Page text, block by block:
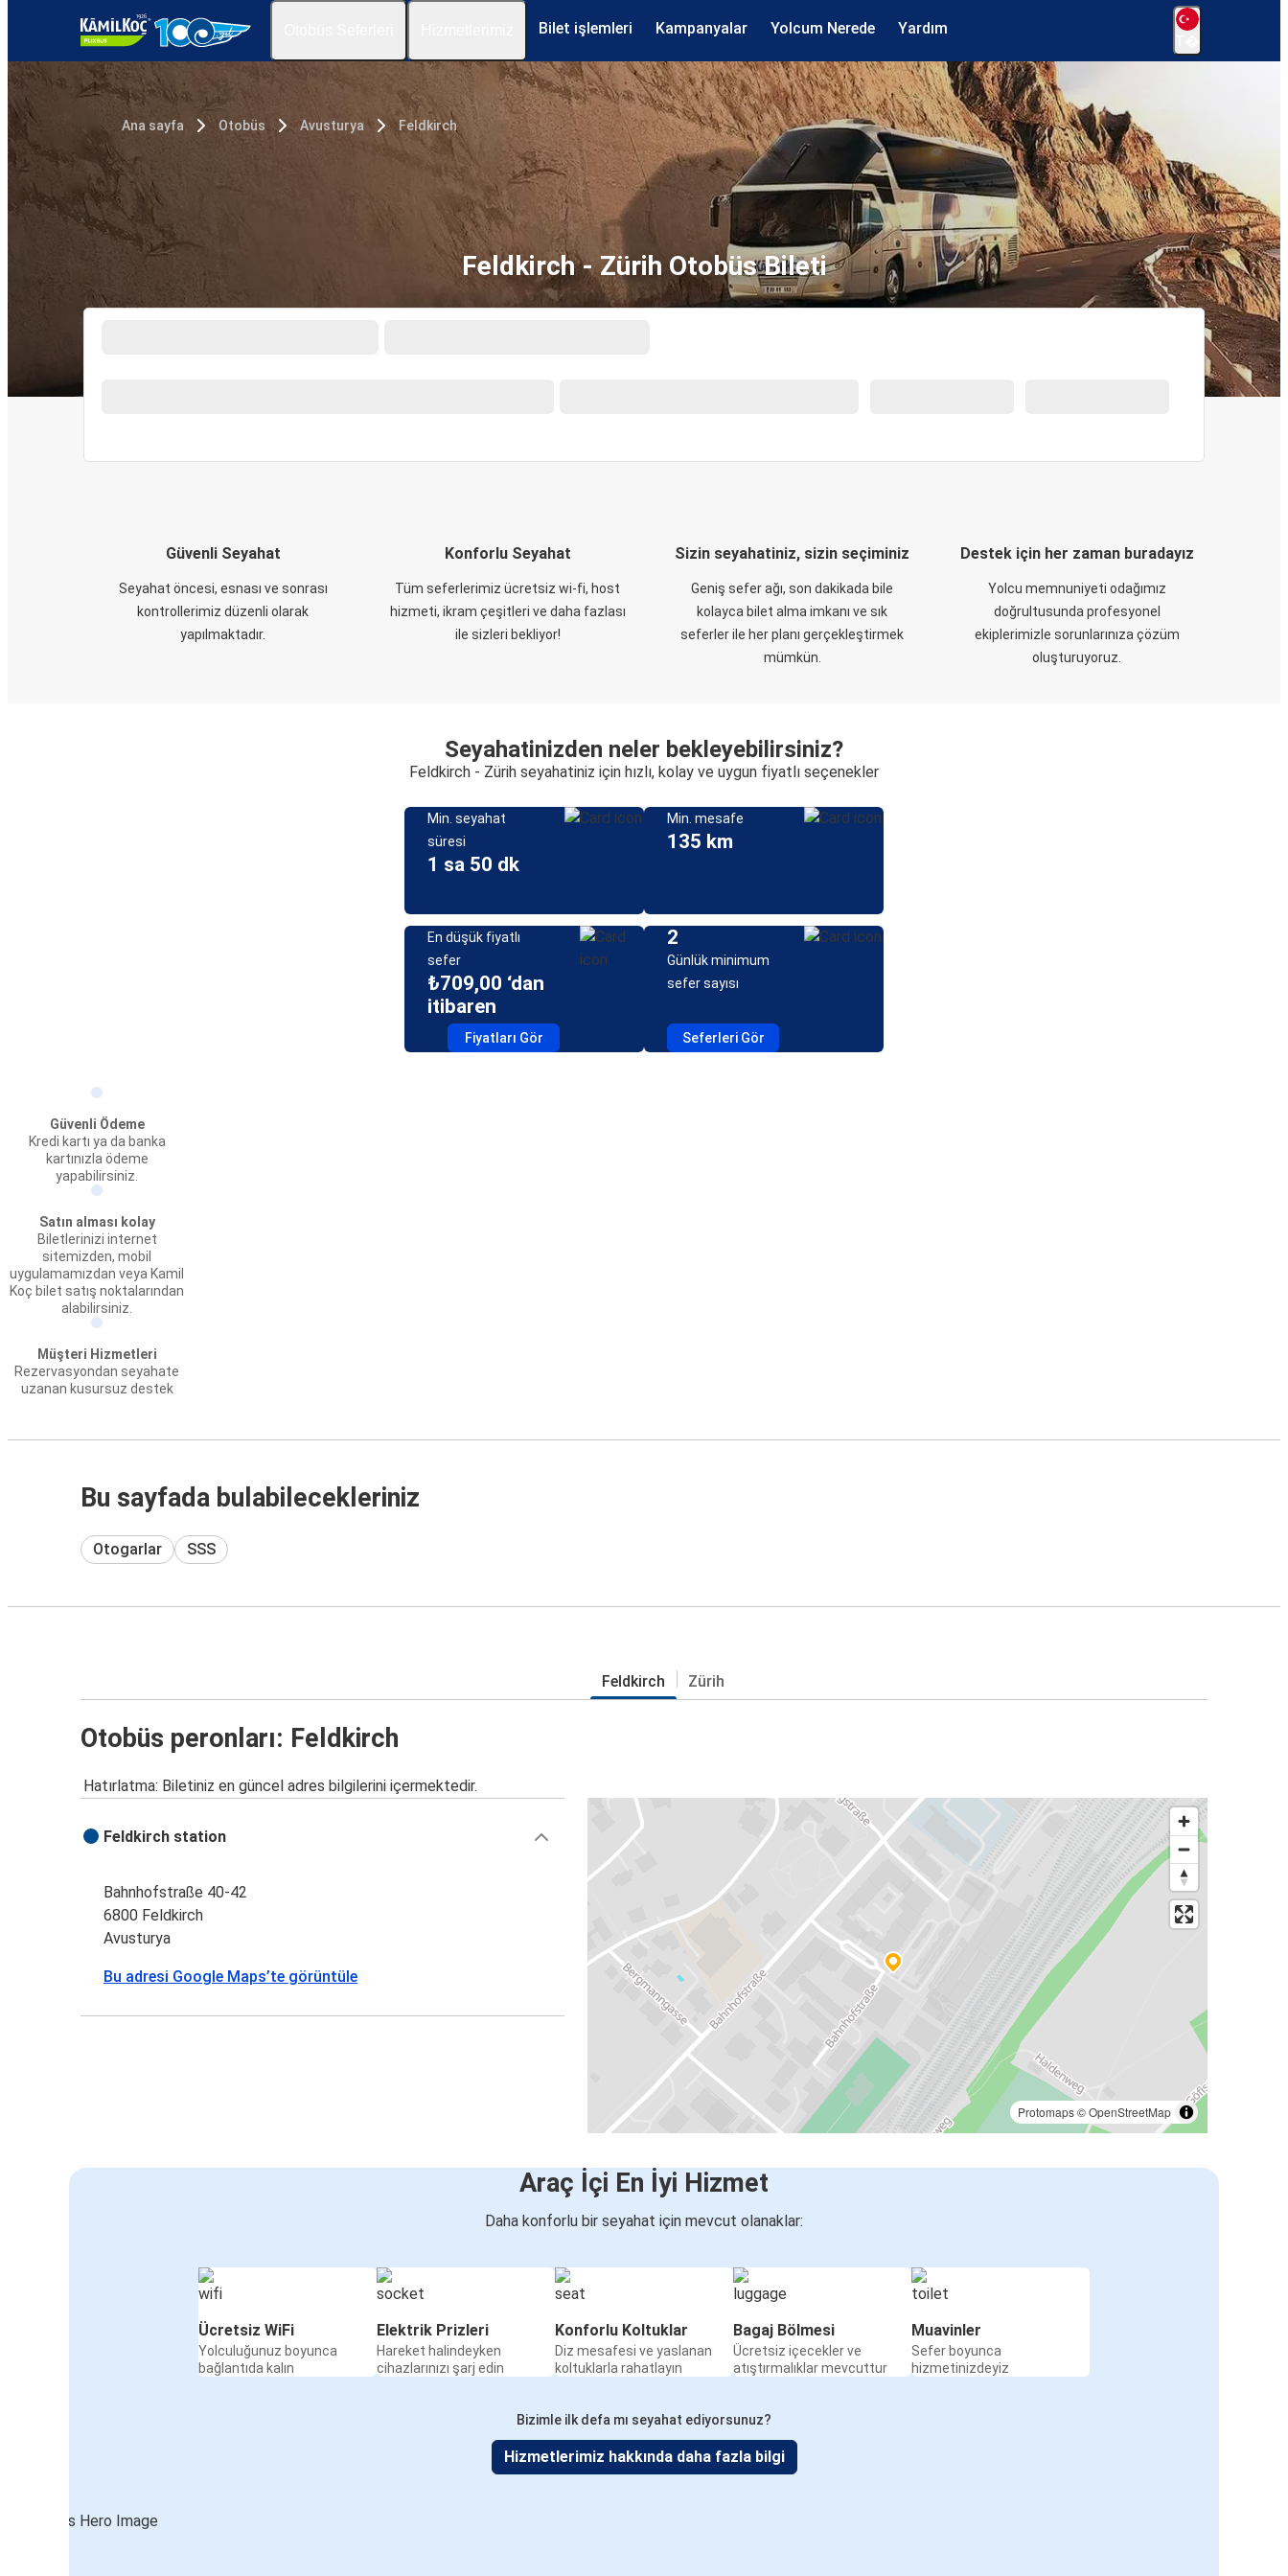
Bilet işlemleri Kampanyalar Yolcum Nerede Yardım
Ana sayfa Otobüs Avusturya Feldkirch
Feldkirch - Zürih Otobüs Bileti
Güvenli Seyahat
Seyahat öncesi, esnası ve sonrası
kontrollerimiz düzenli olarak
yapılmaktadır.
Konforlu Seyahat
Tüm seferlerimiz ücretsiz wi-fi, host
hizmeti, ikram çeşitleri ve daha fazlası
ile sizleri bekliyor!
Sizin seyahatiniz, sizin seçiminiz
Geniş sefer ağı, son dakikada bile
kolayca bilet alma imkanı ve sık
seferler ile her planı gerçekleştirmek
mümkün.
Destek için her zaman buradayız
Yolcu memnuniyeti odağımız
doğrultusunda profesyonel
ekiplerimizle sorunlarınıza çözüm
oluşturuyoruz.
Seyahatinizden neler bekleyebilirsiniz?
Feldkirch - Zürih seyahatiniz için hızlı, kolay ve uygun fiyatlı seçenekler
Min. seyahat
süresi
1 sa 50 dk
Min. mesafe
135 km
En düşük fiyatlı
sefer
₺709,00 ‘dan
itibaren
Fiyatları Gör
2
Günlük minimum
sefer sayısı
Seferleri Gör
Güvenli Ödeme
Kredi kartı ya da banka
kartınızla ödeme
yapabilirsiniz.
Satın alması kolay
Biletlerinizi internet
sitemizden, mobil
uygulamamızdan veya Kamil
Koç bilet satış noktalarından
alabilirsiniz.
Müşteri Hizmetleri
Rezervasyondan seyahate
uzanan kusursuz destek
Bu sayfada bulabilecekleriniz
Otogarlar SSS
Feldkirch Zürih
Otobüs peronları: Feldkirch
Hatırlatma: Biletiniz en güncel adres bilgilerini içermektedir.
Protomaps©OpenStreetMap
Feldkirch station
Bahnhofstraße 40-42
6800 Feldkirch
Avusturya
Bu adresi Google Maps’te görüntüle
Araç İçi En İyi Hizmet
Daha konforlu bir seyahat için mevcut olanaklar:
Ücretsiz WiFi
Yolculuğunuz boyunca
bağlantıda kalın
Elektrik Prizleri
Hareket halindeyken
cihazlarınızı şarj edin
Konforlu Koltuklar
Diz mesafesi ve yaslanan
koltuklarla rahatlayın
Bagaj Bölmesi
Ücretsiz içecekler ve
atıştırmalıklar mevcuttur
Muavinler
Sefer boyunca
hizmetinizdeyiz
Bizimle ilk defa mı seyahat ediyorsunuz?
Hizmetlerimiz hakkında daha fazla bilgi